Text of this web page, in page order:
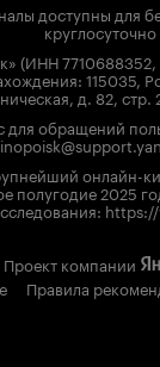
доступны для
круглосуточно
(ИНН 7710688352,
115035,
д. 82, стр.
для обращений
онлайн-
полугодие 2025
Проект компании
Правила